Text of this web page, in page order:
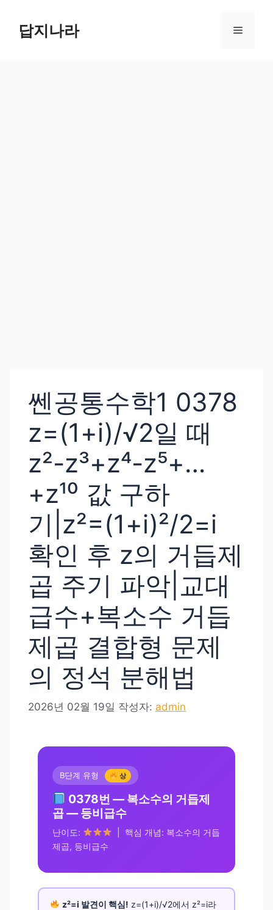
답지나라 메
쎈공통수학1 0378
z=(1+i)/√2일 때
z²-z³+z⁴-z⁵+…
+z¹⁰ 값 구하
기|z²=(1+i)²/2=i
확인 후 z의 거듭제
곱 주기 파악|교대
급수+복소수 거듭
제곱 결합형 문제
의 정석 분해법
2026년 02월 19일 작성자: admin
B단계 유형 상
0378번 — 복소수의 거듭제
곱 — 등비급수
난이도:
| 핵심 개념: 복소수의 거듭
제곱, 등비급수
z²=i 발견이 핵심! z=(1+i)/√2에서 z²=i라